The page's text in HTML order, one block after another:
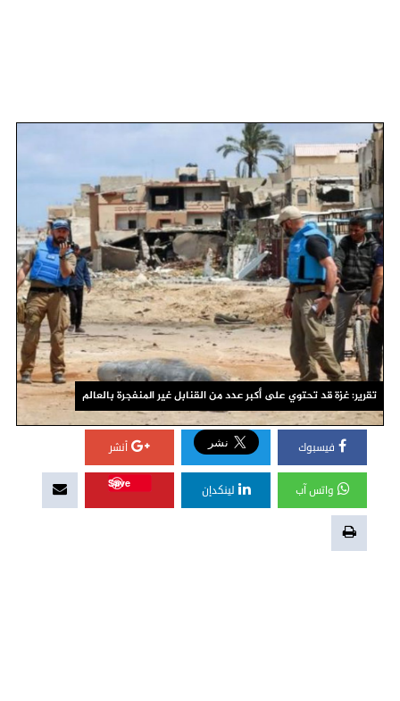
تقرير: غزة قد تحتوي على أكبر عدد من القنابل غير المنفجرة بالعالم
فيسبوك أنشر
واتس آب لينكدإن
Save